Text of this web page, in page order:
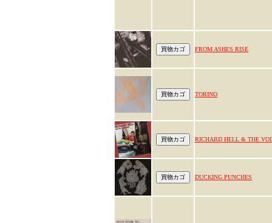
FROM ASHES RISE
TORINO
RICHARD HELL & THE
DUCKING PUNCHES